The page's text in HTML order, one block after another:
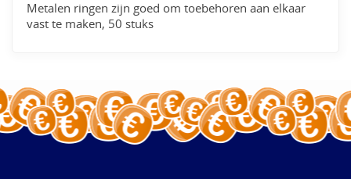
Metalen ringen zijn goed om toebehoren aan elkaar
vast te maken, 50 stuks